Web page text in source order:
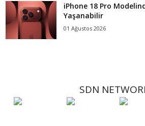
iPhone 18 Pro
Yaşanabilir
01 Ağustos 2026
SDN